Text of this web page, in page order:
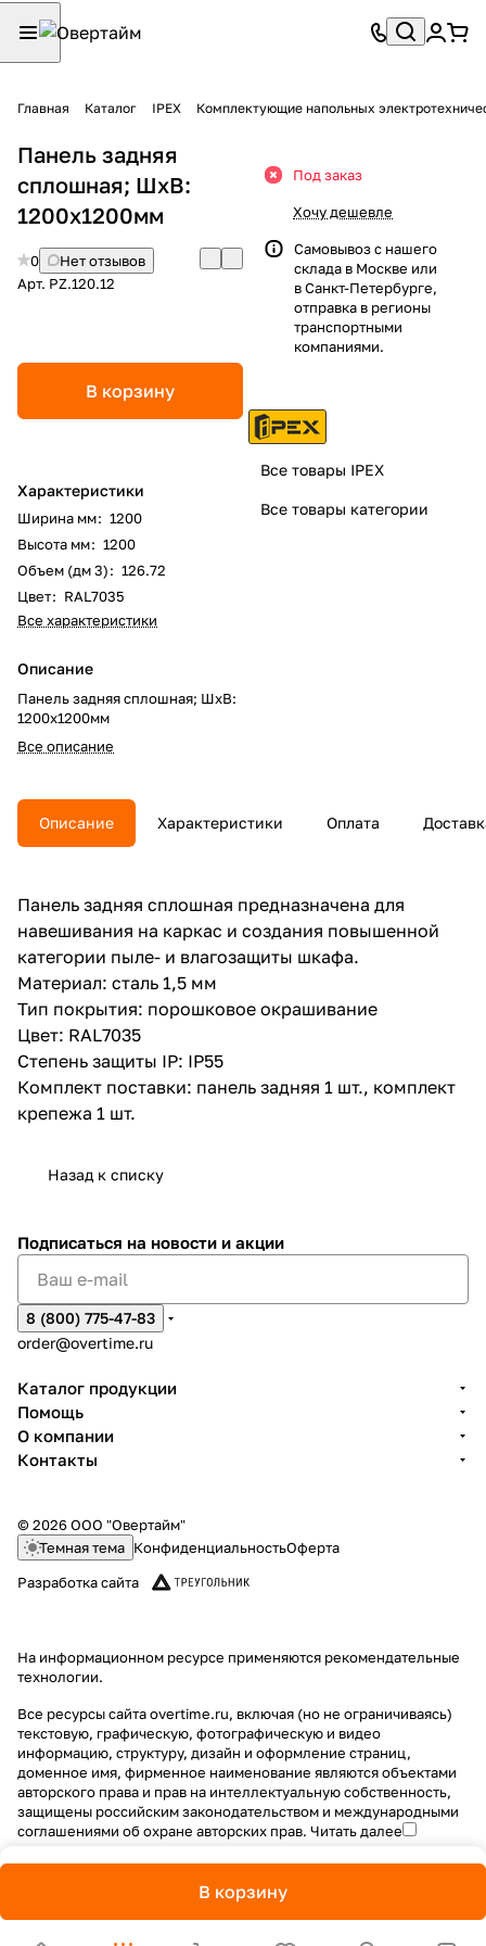
Главная Каталог IPEX Комплектующие напольных
Панель задняя
сплошная; ШхВ:
1200х1200мм
0
Нет отзывов
Арт. PZ.120.12
В корзину
Характеристики
Ширина мм: 1200
Высота мм: 1200
Объем (дм 3): 126.72
Цвет: RAL7035
Все характеристики
Описание
Панель задняя сплошная; ШхВ:
1200х1200мм
Все описание
Под заказ
Хочу дешевле
Самовывоз с нашего
склада в Москве или
в Санкт-Петербурге,
отправка в регионы
транспортными
компаниями.
Все товары IPEX
Все товары категории
Описание Характеристики Оплата
Панель задняя сплошная предназначена для
навешивания на каркас и создания повышенной
категории пыле- и влагозащиты шкафа.
Материал: сталь 1,5 мм
Тип покрытия: порошковое окрашивание
Цвет: RAL7035
Степень защиты IP: IP55
Комплект поставки: панель задняя 1 шт., комплект
крепежа 1 шт.
Назад к списку
В корзину
Подписаться на новости и акции
8 (800) 775-47-83
order@overtime.ru
Каталог продукции
Помощь
О компании
Контакты
© 2026 ООО "Овертайм"
Темная тема КонфиденциальностьОферта
Разработка сайта
На информационном ресурсе применяются рекомендательные
технологии.
Все ресурсы сайта overtime.ru, включая (но не ограничиваясь)
текстовую, графическую, фотографическую и видео
информацию, структуру, дизайн и оформление страниц,
доменное имя, фирменное наименование являются объектами
авторского права и прав на интеллектуальную собственность,
защищены российским законодательством и международными
соглашениями об охране авторских прав. Читать далее